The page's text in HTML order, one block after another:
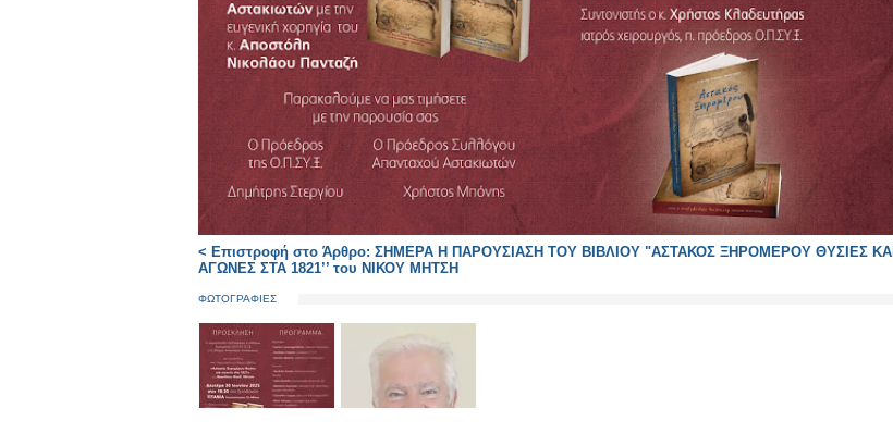
< Επιστροφή στο Άρθρο: ΣΗΜΕΡΑ Η ΠΑΡΟΥΣΙΑΣΗ ΤΟΥ ΒΙΒΛΙΟΥ "ΑΣΤΑΚΟΣ ΞΗΡΟΜΕΡΟΥ ΘΥΣΙΕΣ ΚΑΙ
ΑΓΩΝΕΣ ΣΤΑ 1821’’ του ΝΙΚΟΥ ΜΗΤΣΗ
ΦΩΤΟΓΡΑΦΙΕΣ